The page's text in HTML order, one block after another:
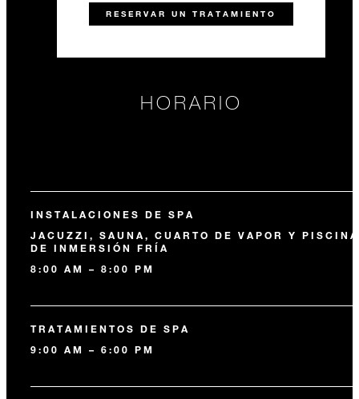
RESERVAR UN TRATAMIENTO
HORARIO
INSTALACIONES DE SPA
JACUZZI, SAUNA, CUARTO DE VAPOR Y PISCINA
DE INMERSIÓN FRÍA
8:00 AM – 8:00 PM
TRATAMIENTOS DE SPA
9:00 AM – 6:00 PM